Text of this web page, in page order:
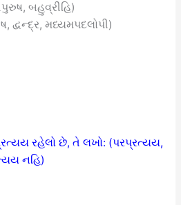
બહુવ્રીહિ)
દ્વન્દ્ર, મધ્યમપદલોપી)
રહેલો છે, તે લખો: (પરપ્રત્યય,
નહિ)